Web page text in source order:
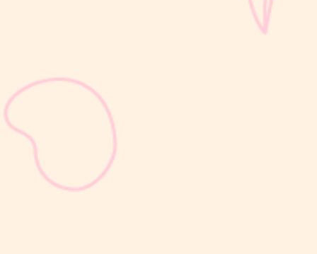
Setelah melahirkan, kesuburan dapat kembali dalam waktu
sekitar 2–3 minggu, bahkan sebelum Moms mengalami haid